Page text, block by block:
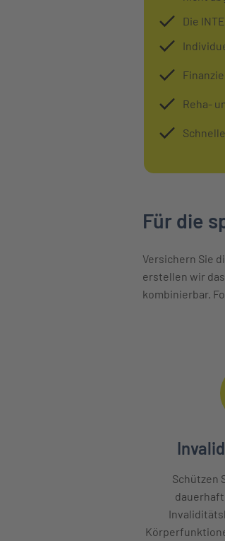
Die
Reha-
Für die
Versichern Sie
erstellen wir
kombinierbar.
Schützen